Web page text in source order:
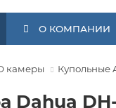
О КОМПАНИИ
камеры Купольные
Dahua